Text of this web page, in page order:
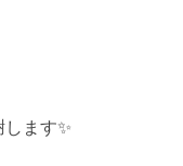
ます✨